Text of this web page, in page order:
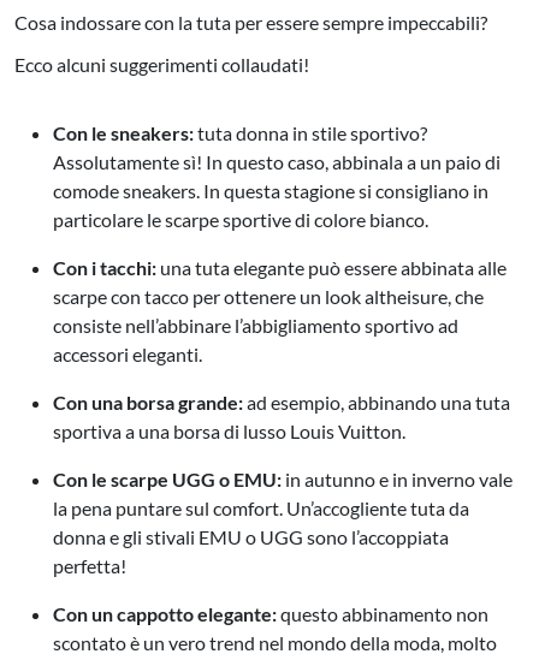
Cosa indossare con la tuta per essere sempre impeccabili?
Ecco alcuni suggerimenti collaudati!
Con le sneakers:tuta donna in stile sportivo?
Assolutamente sì! In questo caso, abbinala a un paio di
comode sneakers. In questa stagione si consigliano in
particolare le scarpe sportive di colore bianco
Con i tacchi: una tuta elegante può essere abbinata alle
scarpe con tacco per ottenere un look altheisure, che
consiste nell’abbinare l’abbigliamento sportivo ad
accessori eleganti
Con una borsa grande:ad esempio, abbinando una tuta
sportiva a una borsa di lusso Louis Vuitton.
Con le scarpe UGG o EMU: in autunno e in inverno vale
la pena puntare sul comfort. Un’accogliente tuta da
donna e gli stivali EMU o UGG sono l’accoppiata
perfetta!
Con un cappotto elegante:questo abbinamento non
scontato è un vero trend nel mondo della moda, molto